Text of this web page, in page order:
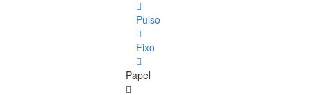
Pulso
Fixo
Papel